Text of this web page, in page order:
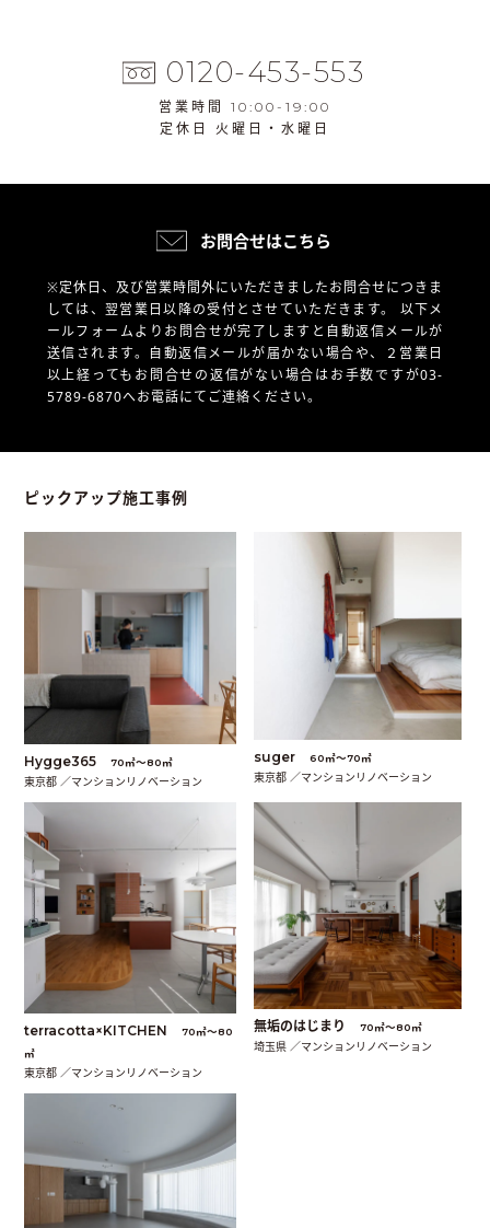
0120-453-553
営業時間 10:00-19:00
定休日 火曜日・水曜日
お問合せはこちら
※定休日、及び営業時間外にいただきましたお問合せにつきま
しては、翌営業日以降の受付とさせていただきます。 以下メ
ールフォームよりお問合せが完了しますと自動返信メールが
送信されます。自動返信メールが届かない場合や、
２営業日
以上経ってもお問合せの返信がない場合はお手数ですが03-
5789-6870へお電話にてご連絡ください。
ピックアップ施工事例
Hygge365 70㎡〜80㎡
東京都 ／マンションリノベーション
suger 60㎡〜70㎡
東京都 ／マンションリノベーション
terracotta×KITCHEN
70㎡〜80
㎡
東京都 ／マンションリノベーション
無垢のはじまり 70㎡〜80㎡
埼玉県 ／マンションリノベーション